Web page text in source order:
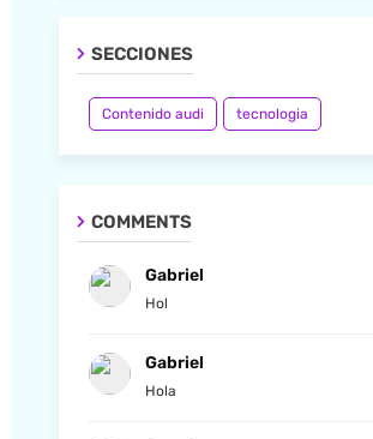
SECCIONES
Contenido audi tecnologia
COMMENTS
Gabriel
Hol
Gabriel
Hola